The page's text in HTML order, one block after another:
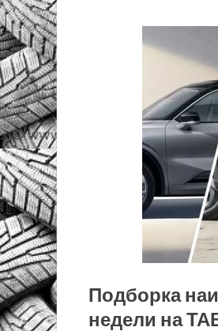
Подборка
недели на